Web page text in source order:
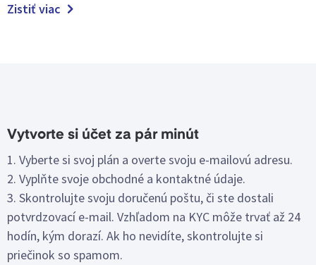
Zistiť viac
Vytvorte si účet za pár minút
1. Vyberte si svoj plán a overte svoju e-mailovú adresu.
2. Vyplňte svoje obchodné a kontaktné údaje.
3. Skontrolujte svoju doručenú poštu, či ste dostali
potvrdzovací e-mail. Vzhľadom na KYC môže trvať až 24
hodín, kým dorazí. Ak ho nevidíte, skontrolujte si
priečinok so spamom.